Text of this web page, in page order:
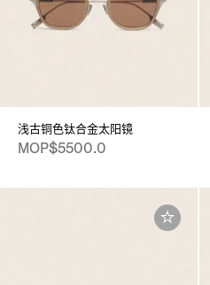
浅古铜色钛合金太阳镜
MOP$5500.0